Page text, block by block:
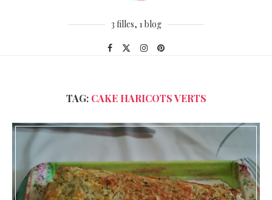
3 filles, 1 blog
TAG: CAKE HARICOTS VERTS